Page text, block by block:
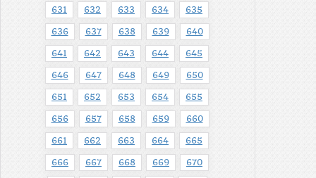
631 632 633 634 635
636 637 638 639 640
641 642 643 644 645
646 647 648 649 650
651 652 653 654 655
656 657 658 659 660
661 662 663 664 665
666 667 668 669 670